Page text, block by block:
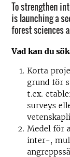
To strengthen
is launching a
forest sciences
Vad kan du
Korta
grund för
t.ex.
surveys
Medel för
inter-,